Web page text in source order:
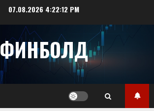
07.08.2026 4:22:13 PM
ФИНБОЛД